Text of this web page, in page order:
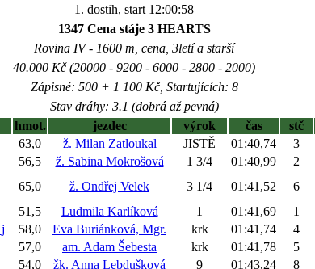
1. dostih, start 12:00:58
1347 Cena stáje 3 HEARTS
Rovina IV - 1600 m, cena, 3letí a starší
40.000 Kč (20000 - 9200 - 6000 - 2800 - 2000)
Zápisné: 500 + 1 100 Kč, Startujících: 8
Stav dráhy: 3.1 (dobrá až pevná)
hmot. jezdec výrok čas stč
63,0 ž. Milan Zatloukal JISTĚ 01:40,74 3
56,5 ž. Sabina Mokrošová 1 3/4 01:40,99 2
65,0 ž. Ondřej Velek 3 1/4 01:41,52 6
51,5 Ludmila Karlíková 1 01:41,69 1
j 58,0 Eva Buriánková, Mgr. krk 01:41,74 4
57,0 am. Adam Šebesta krk 01:41,78 5
54,0 žk. Anna Lebdušková 9 01:43,24 8